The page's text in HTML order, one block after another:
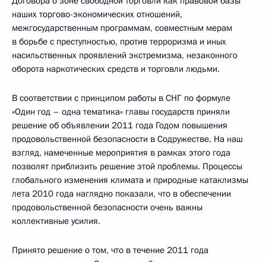
наших торгово-экономических отношений,
межгосударственным программам, совместным мерам
в борьбе с преступностью, против терроризма и иных
насильственных проявлений экстремизма, незаконного
оборота наркотических средств и торговли людьми.
В соответствии с принципом работы в СНГ по формуле
«Один год – одна тематика» главы государств приняли
решение об объявлении 2011 года Годом повышения
продовольственной безопасности в Содружестве. На наш
взгляд, намеченные мероприятия в рамках этого года
позволят приблизить решение этой проблемы. Процессы
глобального изменения климата и природные катаклизмы
лета 2010 года наглядно показали, что в обеспечении
продовольственной безопасности очень важны
коллективные усилия.
Принято решение о том, что в течение 2011 года